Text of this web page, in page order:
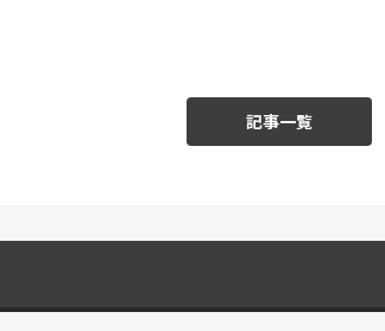
記事一覧